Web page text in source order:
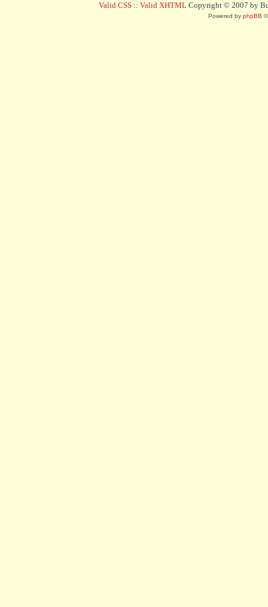
Valid CSS :: Valid XHTML Copyright © 2007 by
Powered by phpBB